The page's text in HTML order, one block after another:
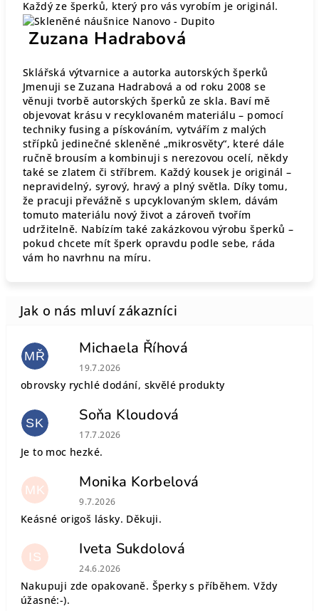
Každý ze šperků, který pro vás vyrobím je originál.
Zuzana Hadrabová
Sklářská výtvarnice a autorka autorských šperků
Jmenuji se Zuzana Hadrabová a od roku 2008 se
věnuji tvorbě autorských šperků ze skla. Baví mě
objevovat krásu v recyklovaném materiálu – pomocí
techniky fusing a pískováním, vytvářím z malých
střípků jedinečné skleněné „mikrosvěty“, které dále
ručně brousím a kombinuji s nerezovou ocelí, někdy
také se zlatem či stříbrem. Každý kousek je originál –
nepravidelný, syrový, hravý a plný světla. Díky tomu,
že pracuji převážně s upcyklovaným sklem, dávám
tomuto materiálu nový život a zároveň tvořím
udržitelně. Nabízím také zakázkovou výrobu šperků –
pokud chcete mít šperk opravdu podle sebe, ráda
vám ho navrhnu na míru.
MŘ Michaela Říhová
Hodnocení obchodu je 5 z 5 hvězdiček.
19.7.2026
obrovsky rychlé dodání, skvělé produkty
SK Soňa Kloudová
Hodnocení obchodu je 5 z 5 hvězdiček.
17.7.2026
Je to moc hezké.
MK Monika Korbelová
Hodnocení obchodu je 5 z 5 hvězdiček.
9.7.2026
Keásné origoš lásky. Děkuji.
IS Iveta Sukdolová
Hodnocení obchodu je 5 z 5 hvězdiček.
24.6.2026
Nakupuji zde opakovaně. Šperky s příběhem. Vždy
úžasné:-).